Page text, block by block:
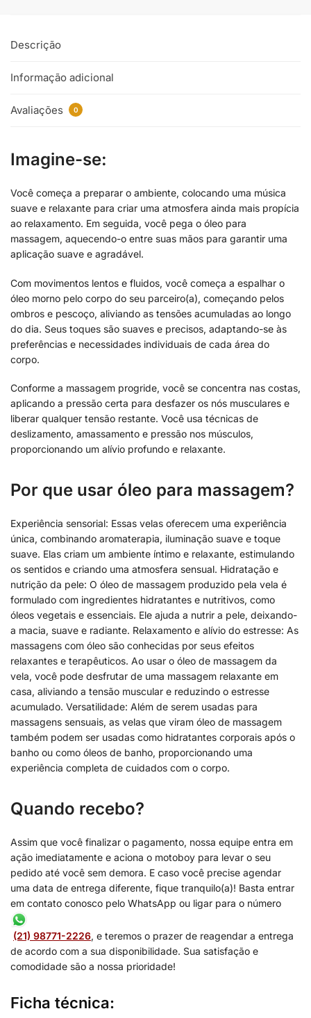
Descrição
Informação adicional
Avaliações 0
Imagine-se:
Você começa a preparar o ambiente, colocando uma música
suave e relaxante para criar uma atmosfera ainda mais propícia
ao relaxamento. Em seguida, você pega o óleo para
massagem, aquecendo-o entre suas mãos para garantir uma
aplicação suave e agradável.
Com movimentos lentos e fluidos, você começa a espalhar o
óleo morno pelo corpo do seu parceiro(a), começando pelos
ombros e pescoço, aliviando as tensões acumuladas ao longo
do dia. Seus toques são suaves e precisos, adaptando-se às
preferências e necessidades individuais de cada área do
corpo.
Conforme a massagem progride, você se concentra nas costas,
aplicando a pressão certa para desfazer os nós musculares e
liberar qualquer tensão restante. Você usa técnicas de
deslizamento, amassamento e pressão nos músculos,
proporcionando um alívio profundo e relaxante.
Por que usar óleo para massagem?
Experiência sensorial: Essas velas oferecem uma experiência
única, combinando aromaterapia, iluminação suave e toque
suave. Elas criam um ambiente íntimo e relaxante, estimulando
os sentidos e criando uma atmosfera sensual. Hidratação e
nutrição da pele: O óleo de massagem produzido pela vela é
formulado com ingredientes hidratantes e nutritivos, como
óleos vegetais e essenciais. Ele ajuda a nutrir a pele, deixando-
a macia, suave e radiante. Relaxamento e alívio do estresse: As
massagens com óleo são conhecidas por seus efeitos
relaxantes e terapêuticos. Ao usar o óleo de massagem da
vela, você pode desfrutar de uma massagem relaxante em
casa, aliviando a tensão muscular e reduzindo o estresse
acumulado. Versatilidade: Além de serem usadas para
massagens sensuais, as velas que viram óleo de massagem
também podem ser usadas como hidratantes corporais após o
banho ou como óleos de banho, proporcionando uma
experiência completa de cuidados com o corpo.
Quando recebo?
Assim que você finalizar o pagamento, nossa equipe entra em
ação imediatamente e aciona o motoboy para levar o seu
pedido até você sem demora. E caso você precise agendar
uma data de entrega diferente, fique tranquilo(a)! Basta entrar
em contato conosco pelo WhatsApp ou ligar para o número
(21) 98771-2226, e teremos o prazer de reagendar a entrega
de acordo com a sua disponibilidade. Sua satisfação e
comodidade são a nossa prioridade!
Ficha técnica: